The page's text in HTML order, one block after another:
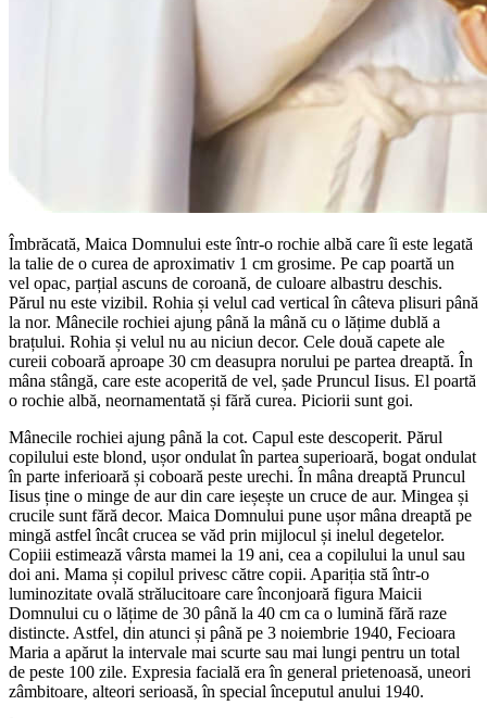
Îmbrăcată, Maica Domnului este într-o rochie albă care îi este legată
la talie de o curea de aproximativ 1 cm grosime. Pe cap poartă un
vel opac, parțial ascuns de coroană, de culoare albastru deschis.
Părul nu este vizibil. Rohia și velul cad vertical în câteva plisuri până
la nor. Mânecile rochiei ajung până la mână cu o lățime dublă a
brațului. Rohia și velul nu au niciun decor. Cele două capete ale
cureii coboară aproape 30 cm deasupra norului pe partea dreaptă. În
mâna stângă, care este acoperită de vel, șade Pruncul Iisus. El poartă
o rochie albă, neornamentată și fără curea. Piciorii sunt goi.
Mânecile rochiei ajung până la cot. Capul este descoperit. Părul
copilului este blond, ușor ondulat în partea superioară, bogat ondulat
în parte inferioară și coboară peste urechi. În mâna dreaptă Pruncul
Iisus ține o minge de aur din care ieșește un cruce de aur. Mingea și
crucile sunt fără decor. Maica Domnului pune ușor mâna dreaptă pe
mingă astfel încât crucea se văd prin mijlocul și inelul degetelor.
Copiii estimează vârsta mamei la 19 ani, cea a copilului la unul sau
doi ani. Mama și copilul privesc către copii. Apariția stă într-o
luminozitate ovală strălucitoare care înconjoară figura Maicii
Domnului cu o lățime de 30 până la 40 cm ca o lumină fără raze
distincte. Astfel, din atunci și până pe 3 noiembrie 1940, Fecioara
Maria a apărut la intervale mai scurte sau mai lungi pentru un total
de peste 100 zile. Expresia facială era în general prietenoasă, uneori
zâmbitoare, alteori serioasă, în special începutul anului 1940.